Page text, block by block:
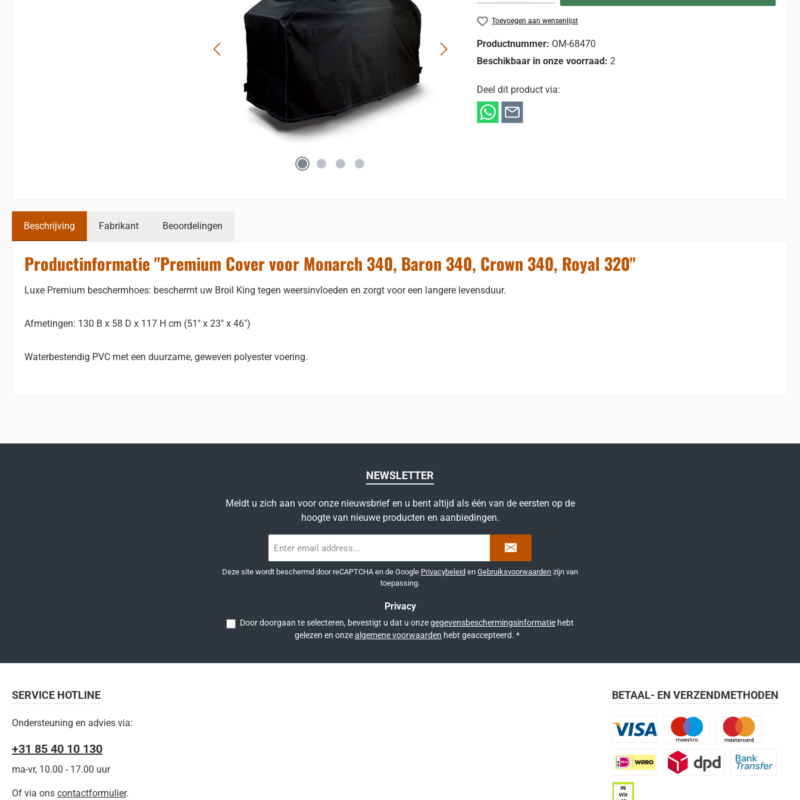
Toevoegen aan wensenlijst
Productnummer: OM-68470
Beschikbaar in onze voorraad: 2
Deel dit product via:
Beschrijving Fabrikant Beoordelingen
Productinformatie "Premium Cover voor Monarch 340, Baron 340, Crown 340, Royal 320"
Luxe Premium beschermhoes: beschermt uw Broil King tegen weersinvloeden en zorgt voor een langere levensduur.
Afmetingen: 130 B x 58 D x 117 H cm (51" x 23" x 46")
Waterbestendig PVC met een duurzame, geweven polyester voering.
NEWSLETTER
Meldt u zich aan voor onze nieuwsbrief en u bent altijd als één van de eersten op de
hoogte van nieuwe producten en aanbiedingen.
mailadres
Deze site wordt beschermd door reCAPTCHA en de Google Privacybeleid en Gebruiksvoorwaarden zijn van
toepassing.
Privacy
Door doorgaan te selecteren, bevestigt u dat u onzegegevensbeschermingsinformatie hebt
gelezen en onzealgemene voorwaarden hebt geaccepteerd. *
SERVICE HOTLINE
Ondersteuning en advies via:
+31 85 40 10 130
ma-vr, 10.00 - 17.00 uur
Of via ons contactformulier.
BETAAL- EN VERZENDMETHODEN
iDEAL | Wero
Maestro